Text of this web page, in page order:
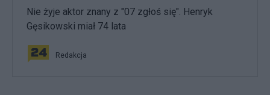
Nie żyje aktor znany z "07 zgłoś się". Henryk
Gęsikowski miał 74 lata
Redakcja